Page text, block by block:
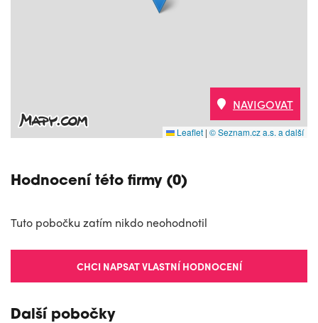
Leaflet | © Seznam.cz a.s. a další
NAVIGOVAT
Hodnocení této firmy (0)
Tuto pobočku zatím nikdo neohodnotil
CHCI NAPSAT VLASTNÍ HODNOCENÍ
Další pobočky